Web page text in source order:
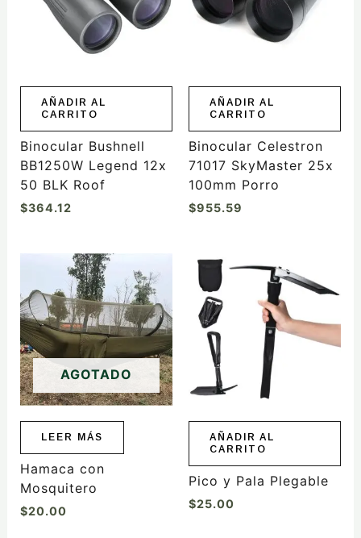
AÑADIR AL
CARRITO
Binocular Bushnell
BB1250W Legend 12x
50 BLK Roof
$364.12
AÑADIR AL
CARRITO
Binocular Celestron
71017 SkyMaster 25x
100mm Porro
$955.59
AGOTADO
LEER MÁS
Hamaca con
Mosquitero
$20.00
AÑADIR AL
CARRITO
Pico y Pala Plegable
$25.00